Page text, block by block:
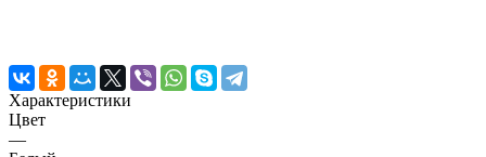
Характеристики
Цвет
—